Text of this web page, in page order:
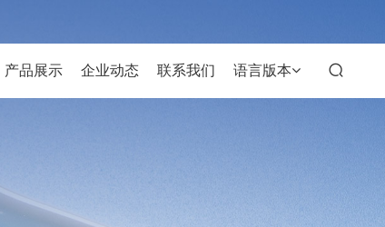
产品展示 企业动态 联系我们 语言版本